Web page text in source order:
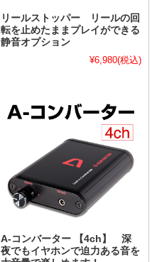
リールストッパー リールの回
転を止めたままプレイができる
静音オプション
¥6,980(税込)
A-コンバーター 【4ch】 深
夜でもイヤホンで迫力ある音を